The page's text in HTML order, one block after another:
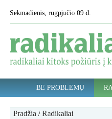
Sekmadienis, rugpjūčio 09 d.
BE PROBLEMŲ
Pradžia /Radikaliai